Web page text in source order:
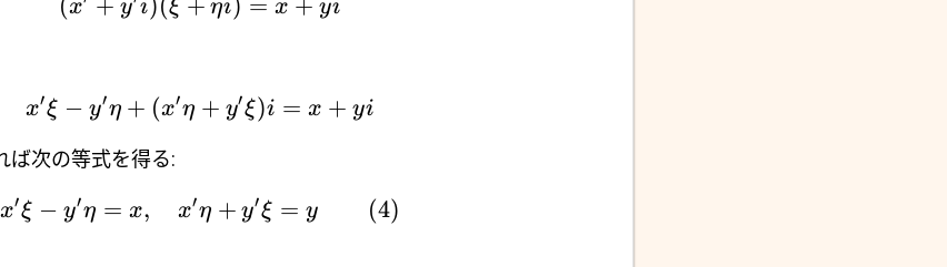
x y i ξ ηi x yi
x′ξ − y′η + (x′η + y′ξ)i = x + yi
ば次の等式を得る:
x′ξ − y′η = x, x′η + y′ξ = y (4)